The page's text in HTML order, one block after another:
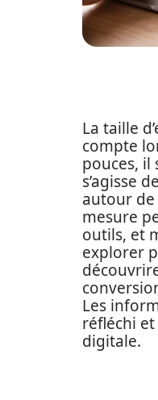
La taille
compte
pouces, il
s’agisse
autour de
mesure
outils, et
explorer
Les
réfléchi
digitale.